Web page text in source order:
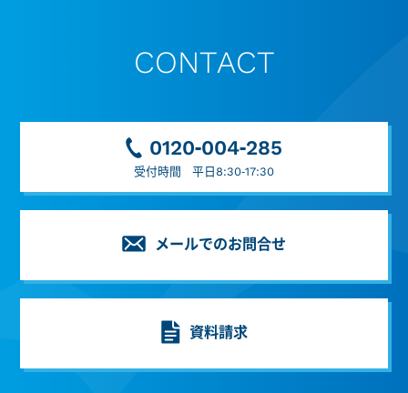
CONTACT
0120-004-285
受付時間 平日8:30-17:30
メールでのお問合せ
資料請求